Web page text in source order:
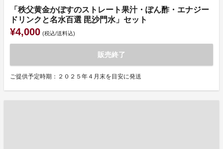
「秩父黄金かぼすのストレート果汁・ぽん酢・エナジー
ドリンクと名水百選 毘沙門水」セット
¥4,000 (税込/送料込)
販売終了
ご提供予定時期：２０２５年４月末を目安に発送